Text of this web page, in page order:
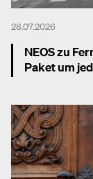
28.07.2026
NEOS zu
Paket um